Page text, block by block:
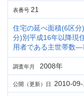
表番号 21
住宅の延べ面積(6区
分)別平成16年以降現
用者である主世帯数―
調査年月 2008年
公開（更新）日 2010-